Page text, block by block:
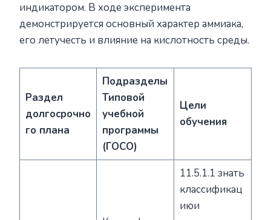
индикатором. В ходе эксперимента
демонстрируется основный характер аммиака,
его летучесть и влияние на кислотность среды.
Раздел
долгосрочно
го плана
Подразделы
Типовой
учебной
программы
(ГОСО)
Цели
обучения
11.5.1.1 знать
классификац
июи